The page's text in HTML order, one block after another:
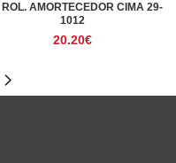
ROL. AMORTECEDOR CIMA 29-
1012
20.20€